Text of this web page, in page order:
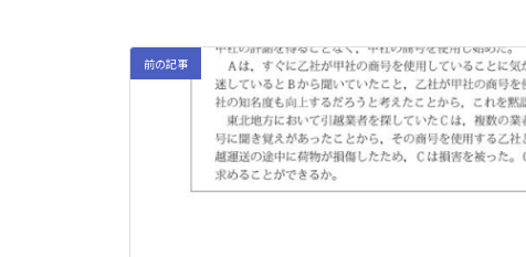
前の記事